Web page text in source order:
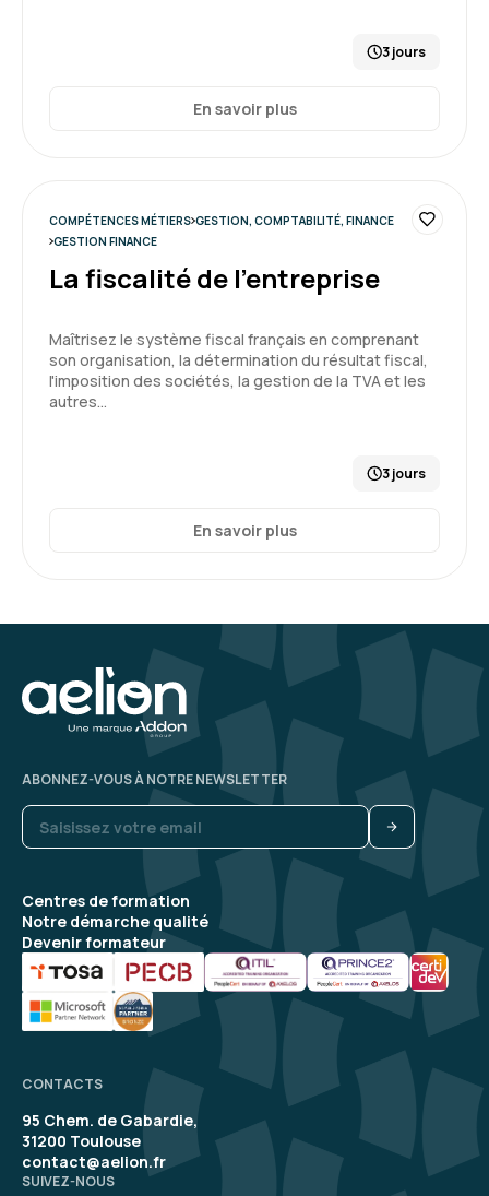
5
Formation : Piloter l'entreprise - Comptabilité, base
5
Formation très enrichissante où j'ai beaucoup
appris et pour lequel j'arrive à mettre des mots
et des compréhensions sur des chiffres que je
Formation : Savoir lire et comprendre un bilan
3 jours
En savoir plus
COMPÉTENCES MÉTIERS GESTION, COMPTABILITÉ, FINANCE
GESTION FINANCE
La fiscalité de l'entreprise
Maîtrisez le système fiscal français en comprenant
son organisation, la détermination du résultat fiscal,
l'imposition des sociétés, la gestion de la TVA et les
autres…
3 jours
En savoir plus
Centres de formation
Notre démarche qualité
Devenir formateur
ABONNEZ-VOUS À NOTRE NEWSLETTER
CONTACTS
95 Chem. de Gabardie,
31200 Toulouse
contact@aelion.fr
SUIVEZ-NOUS